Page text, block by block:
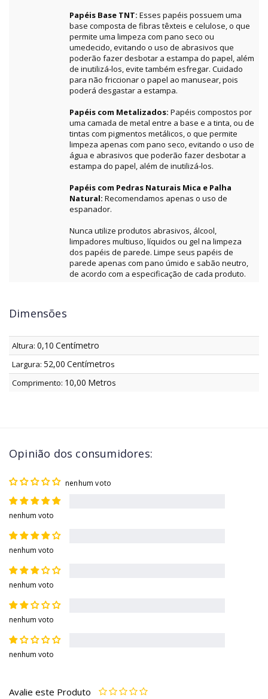
Papéis Base TNT: Esses papéis possuem uma
base composta de fibras têxteis e celulose, o que
permite uma limpeza com pano seco ou
umedecido, evitando o uso de abrasivos que
poderão fazer desbotar a estampa do papel, além
de inutilizá-los, evite também esfregar. Cuidado
para não friccionar o papel ao manusear, pois
poderá desgastar a estampa.
Papéis com Metalizados: Papéis compostos por
uma camada de metal entre a base e a tinta, ou de
tintas com pigmentos metálicos, o que permite
limpeza apenas com pano seco, evitando o uso de
água e abrasivos que poderão fazer desbotar a
estampa do papel, além de inutilizá-los.
Papéis com Pedras Naturais Mica e Palha
Natural: Recomendamos apenas o uso de
espanador.
Nunca utilize produtos abrasivos, álcool,
limpadores multiuso, líquidos ou gel na limpeza
dos papéis de parede. Limpe seus papéis de
parede apenas com pano úmido e sabão neutro,
de acordo com a especificação de cada produto.
Dimensões
Altura: 0,10 Centímetro
Largura: 52,00 Centímetros
Comprimento: 10,00 Metros
Opinião dos consumidores:
nenhum voto
nenhum voto
nenhum voto
nenhum voto
nenhum voto
nenhum voto
Avalie este Produto